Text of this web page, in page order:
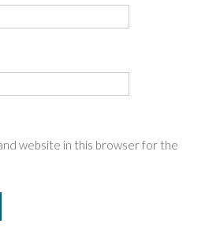
website in this browser for the